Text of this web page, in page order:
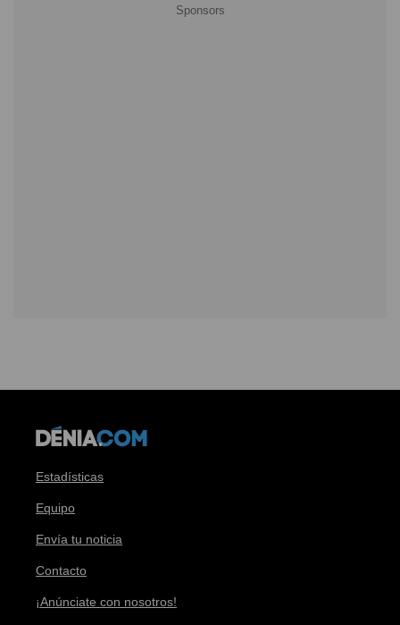
Estadísticas
Equipo
Envía tu noticia
Contacto
¡Anúnciate con nosotros!